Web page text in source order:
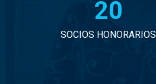
20
SOCIOS HONORARIOS